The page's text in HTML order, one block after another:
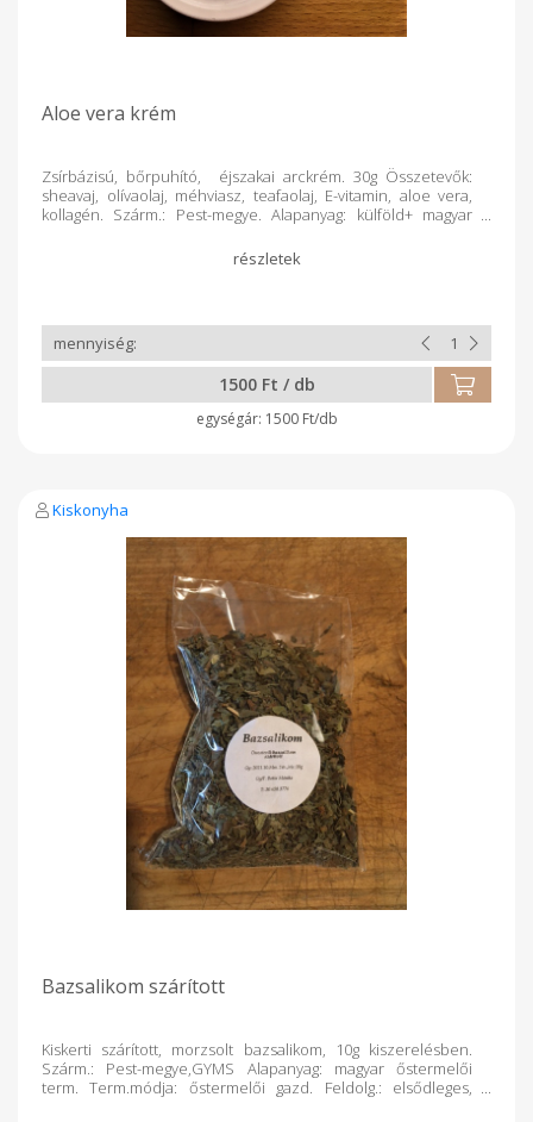
Aloe vera krém
Zsírbázisú, bőrpuhító, éjszakai arckrém. 30g Összetevők:
sheavaj, olívaolaj, méhviasz, teafaolaj, E-vitamin, aloe vera,
kollagén. Szárm.: Pest-megye. Alapanyag: külföld+ magyar
1500 Ft / db
1500 Ft/db
Kiskonyha
Bazsalikom szárított
Kiskerti szárított, morzsolt bazsalikom, 10g kiszerelésben.
Szárm.: Pest-megye,GYMS Alapanyag: magyar őstermelői
term. Term.módja: őstermelői gazd. Feldolg.: elsődleges,